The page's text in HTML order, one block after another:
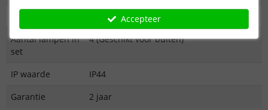
Decoratief
Aantal lampen in
set
4 (Geschikt voor buiten)
IP waarde
IP44
Garantie
2 jaar
Accepteer